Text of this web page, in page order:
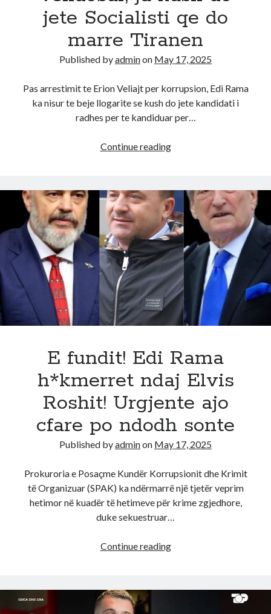
jete Socialisti qe do
marre Tiranen
Published byadminon May 17, 2025
Pas arrestimit te Erion Veliajt per korrupsion, Edi Rama
ka nisur te beje llogarite se kush do jete kandidati i
radhes per te kandiduar per…
Continue readingNxorri
Veliajn!
Edi
Rama
i
vendosur,
ja
kush
do
jete
Socialisti
do
marre
Tiranen
E fundit! Edi Rama
h*kmerret ndaj Elvis
Roshit! Urgjente ajo
cfare po ndodh sonte
Published byadminon May 17, 2025
Prokuroria e Posaçme Kundër Korrupsionit dhe Krimit
të Organizuar (SPAK) ka ndërmarrë një tjetër veprim
hetimor në kuadër të hetimeve për krime zgjedhore,
duke sekuestruar…
Continue readingE
Rama